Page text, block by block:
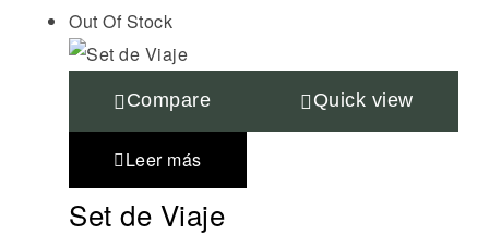
Out Of Stock
Compare Quick view
Leer más
Set de Viaje